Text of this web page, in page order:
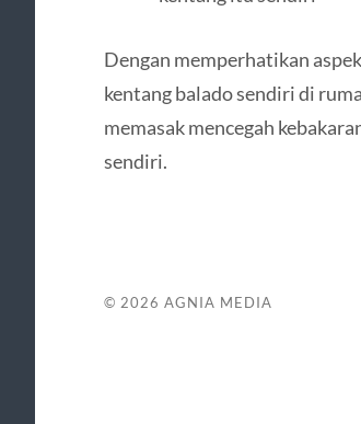
Dengan memperhatikan
kentang balado sendiri di
memasak mencegah
sendiri.
© 2026 AGNIA MEDIA